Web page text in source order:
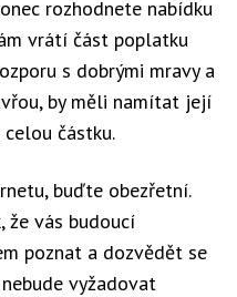
rozhodnete nabídku
vrátí část poplatku
s dobrými mravy a
by měli namítat její
částku.
buďte obezřetní.
že vás budoucí
poznat a dozvědět se
vyžadovat